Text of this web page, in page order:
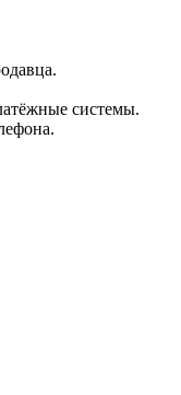
системы.